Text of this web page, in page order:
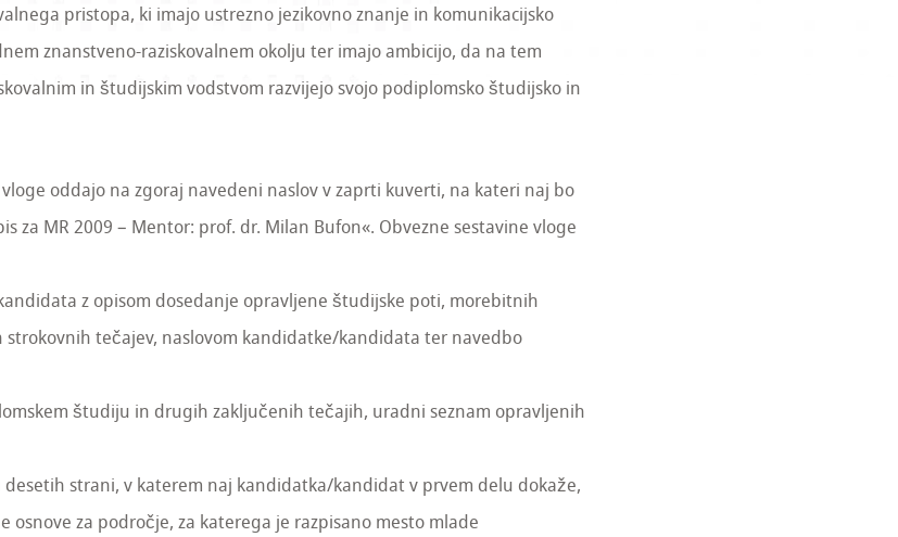
pristopa, ki imajo ustrezno jezikovno znanje in komunikacijsko
znanstveno-raziskovalnem okolju ter imajo ambicijo, da na tem
in študijskim vodstvom razvijejo svojo podiplomsko študijsko in
oddajo na zgoraj navedeni naslov v zaprti kuverti, na kateri naj bo
za MR 2009 – Mentor: prof. dr. Milan Bufon«. Obvezne sestavine vloge
z opisom dosedanje opravljene študijske poti, morebitnih
tečajev, naslovom kandidatke/kandidata ter navedbo
študiju in drugih zaključenih tečajih, uradni seznam opravljenih
strani, v katerem naj kandidatka/kandidat v prvem delu dokaže,
osnove za področje, za katerega je razpisano mesto mlade